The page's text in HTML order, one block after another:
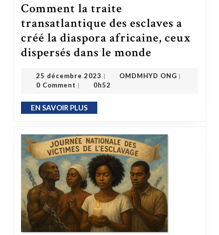
Comment la traite
transatlantique des esclaves a
créé la diaspora africaine, ceux
dispersés dans le monde
25 décembre 2023 25 décembre 2023
| OMDMHYD ONGOMDMHYD ONG
|
0 Comment | 0h52
EN SAVOIR PLUSEN SAVOIR PLUS